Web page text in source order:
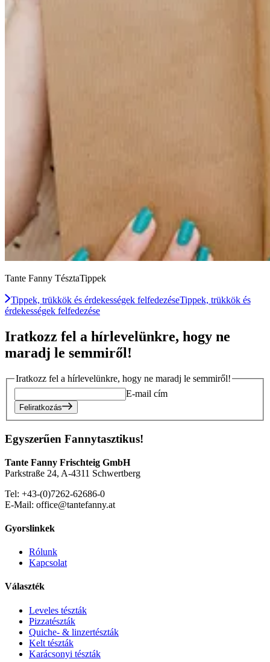
Tante Fanny TésztaTippek
Tippek, trükkök és érdekességek felfedezéseTippek, trükkök és
érdekességek felfedezése
Iratkozz fel a hírlevelünkre, hogy ne
maradj le semmiről!
Iratkozz fel a hírlevelünkre, hogy ne maradj le semmiről!
E-mail cím
Feliratkozás
Egyszerűen Fannytasztikus!
Tante Fanny Frischteig GmbH
Parkstraße 24, A-4311 Schwertberg
Tel: +43-(0)7262-62686-0
E-Mail: office@tantefanny.at
Gyorslinkek
Rólunk
Kapcsolat
Választék
Leveles tészták
Pizzatészták
Quiche- & linzertészták
Kelt tészták
Karácsonyi tészták